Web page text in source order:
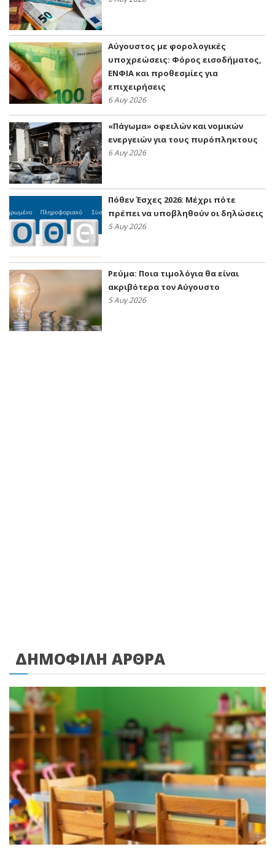
Αύγουστος με φορολογικές
υποχρεώσεις: Φόρος εισοδήματος,
ΕΝΦΙΑ και προθεσμίες για
επιχειρήσεις
6 Αυγ 2026
«Πάγωμα» οφειλών και νομικών
ενεργειών για τους πυρόπληκτους
6 Αυγ 2026
Πόθεν Έσχες 2026: Μέχρι πότε
πρέπει να υποβληθούν οι δηλώσεις
5 Αυγ 2026
Ρεύμα: Ποια τιμολόγια θα είναι
ακριβότερα τον Αύγουστο
5 Αυγ 2026
ΔΗΜΟΦΙΛΗ ΑΡΘΡΑ